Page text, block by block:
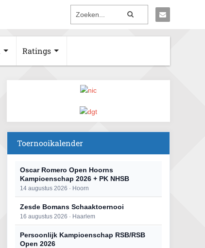
Ratings
Toernooikalender
Oscar Romero Open Hoorns
Kampioenschap 2026 + PK NHSB
14 augustus 2026 · Hoorn
Zesde Bomans Schaaktoernooi
16 augustus 2026 · Haarlem
Persoonlijk Kampioenschap RSB/RSB
Open 2026